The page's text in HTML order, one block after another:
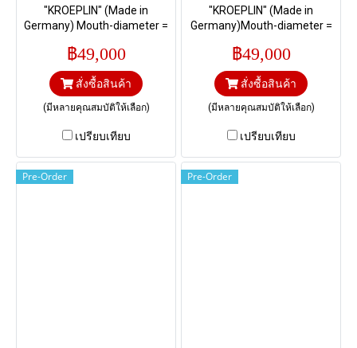
"KROEPLIN" (Made in
Germany) Mouth-diameter =
= 14,7 mm; Reference-height
= 7,0 mm I Range 4 – 8,5 mm.
฿49,000
สั่งซื้อสินค้า
(มีหลายคุณสมบัติให้เลือก)
เปรียบเทียบ
"KROEPLIN" (Made in
Germany)Mouth-diameter =
= 13,5 mm; Reference-height
= 5,0 mm I Range 4 – 8,5, 4,0
– 8,5 mm.
฿49,000
สั่งซื้อสินค้า
(มีหลายคุณสมบัติให้เลือก)
เปรียบเทียบ
Pre-Order Pre-Order